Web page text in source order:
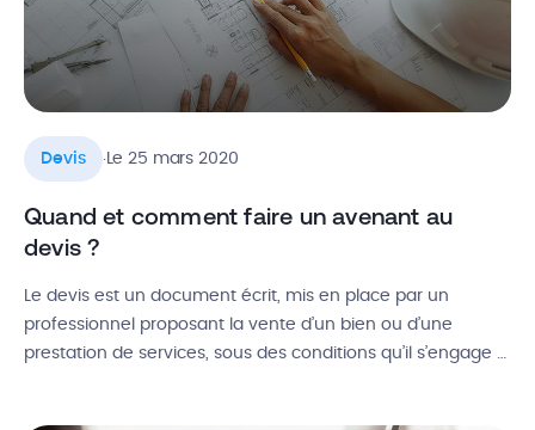
Devis .Le 25 mars 2020
Quand et comment faire un avenant au
devis ?
Le devis est un document écrit, mis en place par un
professionnel proposant la vente d’un bien ou d’une
prestation de services, sous des conditions qu’il s’engage à